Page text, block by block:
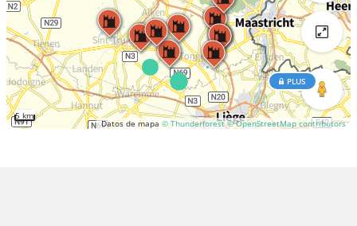
Datos de mapa © Thunderforest © OpenStreetMap contributors
PLUS
5 km